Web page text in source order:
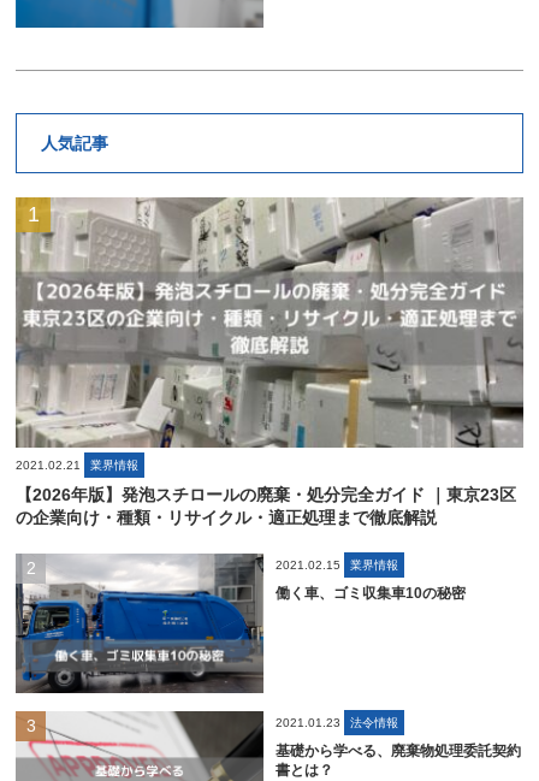
人気記事
2021.02.21 業界情報
【2026年版】発泡スチロールの廃棄・処分完全ガイド ｜東京23区
の企業向け・種類・リサイクル・適正処理まで徹底解説
2021.02.15 業界情報
働く車、ゴミ収集車10の秘密
2021.01.23 法令情報
基礎から学べる、廃棄物処理委託契約
書とは？